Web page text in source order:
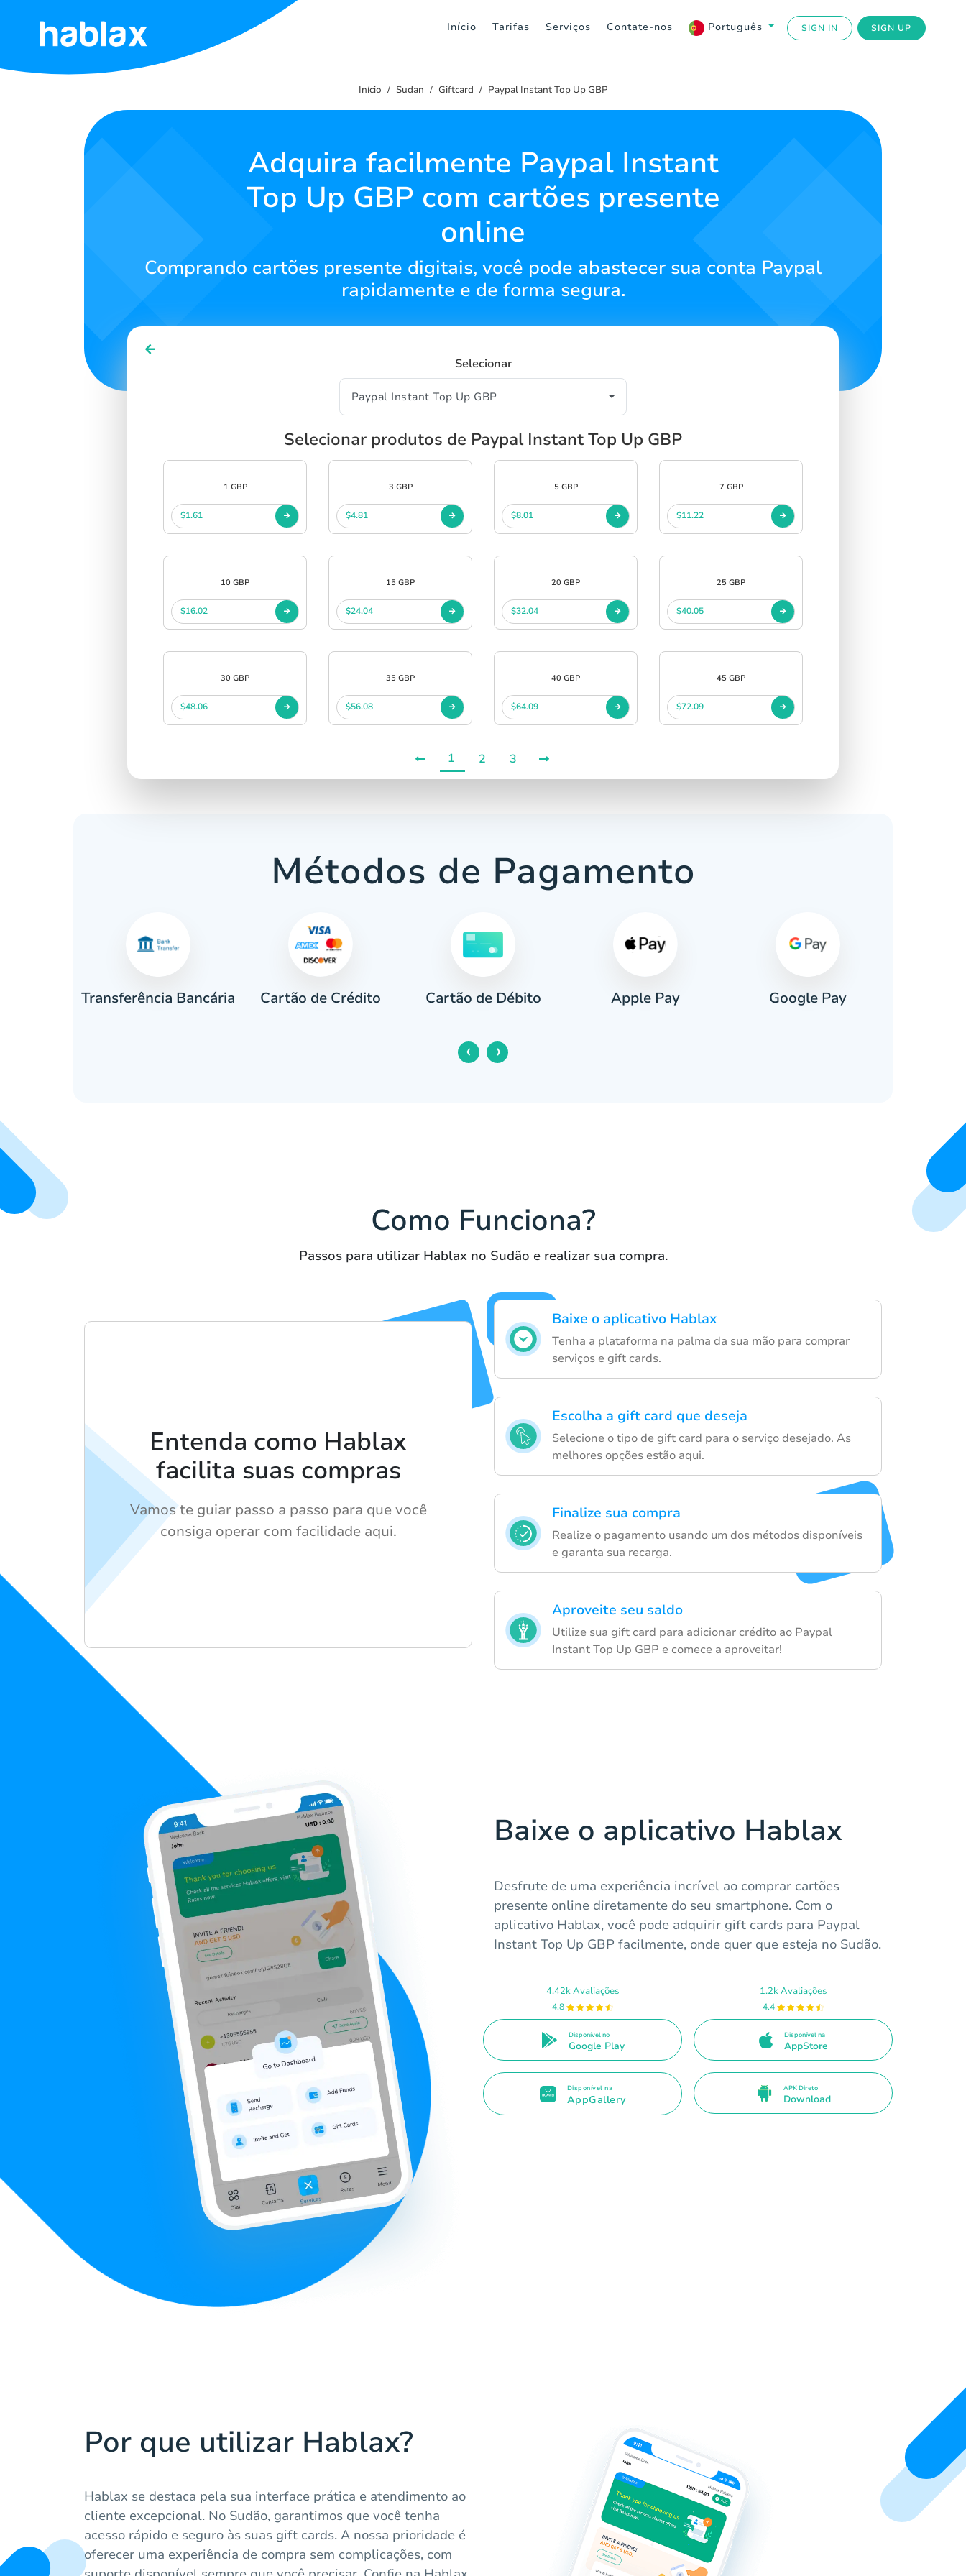
Início Tarifas Serviços Contate-nos Português SIGN IN SIGN UP
Início
Início Sudan Giftcard Paypal Instant Top Up GBP
Adquira facilmente Paypal Instant
Top Up GBP com cartões presente
online
Comprando cartões presente digitais, você pode abastecer sua conta Paypal
rapidamente e de forma segura.
Selecionar
Selecionar produtos de Paypal Instant Top Up GBP
1 GBP
$1.61
3 GBP
$4.81
5 GBP
$8.01
7 GBP
$11.22
10 GBP
$16.02
15 GBP
$24.04
20 GBP
$32.04
25 GBP
$40.05
30 GBP
$48.06
35 GBP
$56.08
40 GBP
$64.09
45 GBP
$72.09
1 2 3
Métodos de Pagamento
Transferência Bancária Cartão de Crédito Cartão de Débito Apple Pay Google Pay
‹ ›
Como Funciona?
Passos para utilizar Hablax no Sudão e realizar sua compra.
Baixe o aplicativo Hablax
Tenha a plataforma na palma da sua mão para comprar
serviços e gift cards.
Escolha a gift card que deseja
Selecione o tipo de gift card para o serviço desejado. As
melhores opções estão aqui.
Finalize sua compra
Realize o pagamento usando um dos métodos disponíveis
e garanta sua recarga.
Aproveite seu saldo
Utilize sua gift card para adicionar crédito ao Paypal
Instant Top Up GBP e comece a aproveitar!
Entenda como Hablax
facilita suas compras
Vamos te guiar passo a passo para que você
consiga operar com facilidade aqui.
Baixe o aplicativo Hablax
Desfrute de uma experiência incrível ao comprar cartões
presente online diretamente do seu smartphone. Com o
aplicativo Hablax, você pode adquirir gift cards para Paypal
Instant Top Up GBP facilmente, onde quer que esteja no Sudão.
4.42k Avaliações
4.8
Disponível no
Google Play
1.2k Avaliações
4.4
Disponível na
AppStore
Disponível na
AppGallery
APK Direto
Download
Por que utilizar Hablax?
Hablax se destaca pela sua interface prática e atendimento ao
cliente excepcional. No Sudão, garantimos que você tenha
acesso rápido e seguro às suas gift cards. A nossa prioridade é
oferecer uma experiência de compra sem complicações, com